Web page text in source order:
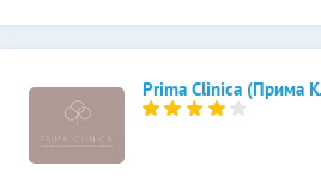
Prima Clinica (Прима